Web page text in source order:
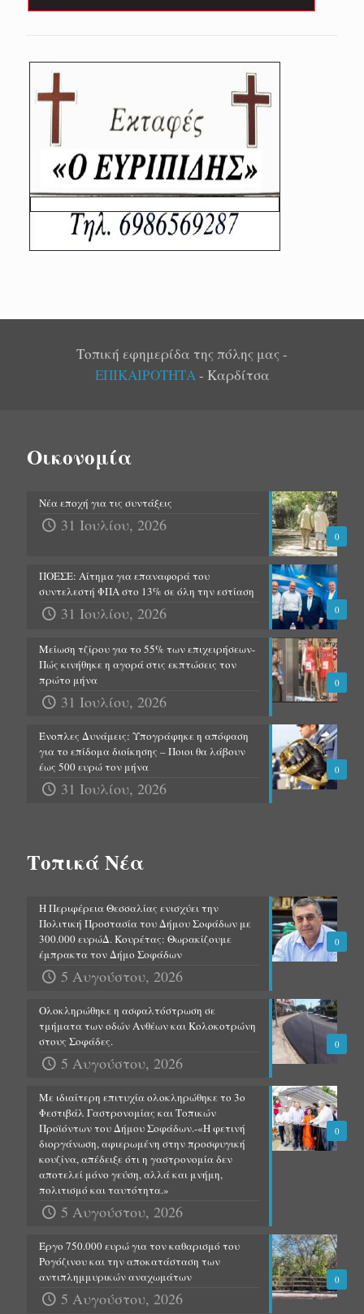
Τοπική εφημερίδα της πόλης μας -
ΕΠΙΚΑΙΡΟΤΗΤΑ- Καρδίτσα
Οικονομία
0
Νέα εποχή για τις συντάξεις
31 Ιουλίου, 2026
0
ΠΟΕΣΕ: Αίτημα για επαναφορά του
συντελεστή ΦΠΑ στο 13% σε όλη την εστίαση
31 Ιουλίου, 2026
0
Μείωση τζίρου για το 55% των επιχειρήσεων-
Πώς κινήθηκε η αγορά στις εκπτώσεις τον
πρώτο μήνα
31 Ιουλίου, 2026
0
Ένοπλες Δυνάμεις: Υπογράφηκε η απόφαση
για το επίδομα διοίκησης – Ποιοι θα λάβουν
έως 500 ευρώ τον μήνα
31 Ιουλίου, 2026
Τοπικά Νέα
0
Η Περιφέρεια Θεσσαλίας ενισχύει την
Πολιτική Προστασία του Δήμου Σοφάδων με
300.000 ευρώΔ. Κουρέτας: Θωρακίζουμε
έμπρακτα τον Δήμο Σοφάδων
5 Αυγούστου, 2026
0
Ολοκληρώθηκε η ασφαλτόστρωση σε
τμήματα των οδών Ανθέων και Κολοκοτρώνη
στους Σοφάδες.
5 Αυγούστου, 2026
0
Με ιδιαίτερη επιτυχία ολοκληρώθηκε το 3ο
Φεστιβάλ Γαστρονομίας και Τοπικών
Προϊόντων του Δήμου Σοφάδων.-«Η φετινή
διοργάνωση, αφιερωμένη στην προσφυγική
κουζίνα, απέδειξε ότι η γαστρονομία δεν
αποτελεί μόνο γεύση, αλλά και μνήμη,
πολιτισμό και ταυτότητα.»
5 Αυγούστου, 2026
0
Έργο 750.000 ευρώ για τον καθαρισμό του
Ρογόζινου και την αποκατάσταση των
αντιπλημμυρικών αναχωμάτων
5 Αυγούστου, 2026